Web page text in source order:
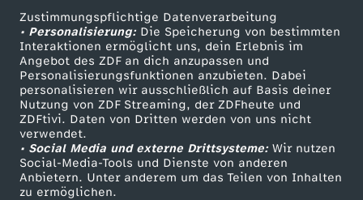
Zustimmungspflichtige Datenverarbeitung
• Personalisierung:Die Speicherung von bestimmten
Interaktionen ermöglicht uns, dein Erlebnis im
Angebot des ZDF an dich anzupassen und
Personalisierungsfunktionen anzubieten. Dabei
personalisieren wir ausschließlich auf Basis deiner
Nutzung von ZDF Streaming, der ZDFheute und
ZDFtivi. Daten von Dritten werden von uns nicht
verwendet.
• Social Media und externe Drittsysteme:Wir nutzen
Social-Media-Tools und Dienste von anderen
Anbietern. Unter anderem um das Teilen von Inhalten
zu ermöglichen.
o
n
a
u
-
Livestreams
Sendungen A-Z
TV-Programm
Zuschauerservice
Hilfe
ZDF Unternehmen
Karriere